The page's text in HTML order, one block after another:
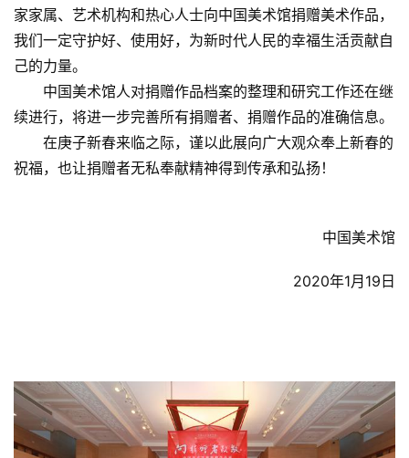
家家属、艺术机构和热心人士向中国美术馆捐赠美术作品，
我们一定守护好、使用好，为新时代人民的幸福生活贡献自
己的力量。
中国美术馆人对捐赠作品档案的整理和研究工作还在继
续进行，将进一步完善所有捐赠者、捐赠作品的准确信息。
在庚子新春来临之际，谨以此展向广大观众奉上新春的
祝福，也让捐赠者无私奉献精神得到传承和弘扬！
中国美术馆
2020年1月19日